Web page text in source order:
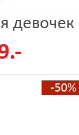
девочек
-50%